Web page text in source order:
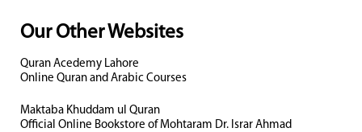
Our Other Websites
Quran Acedemy Lahore
Online Quran and Arabic Courses
Maktaba Khuddam ul Quran
Official Online Bookstore of Mohtaram Dr. Israr Ahmad